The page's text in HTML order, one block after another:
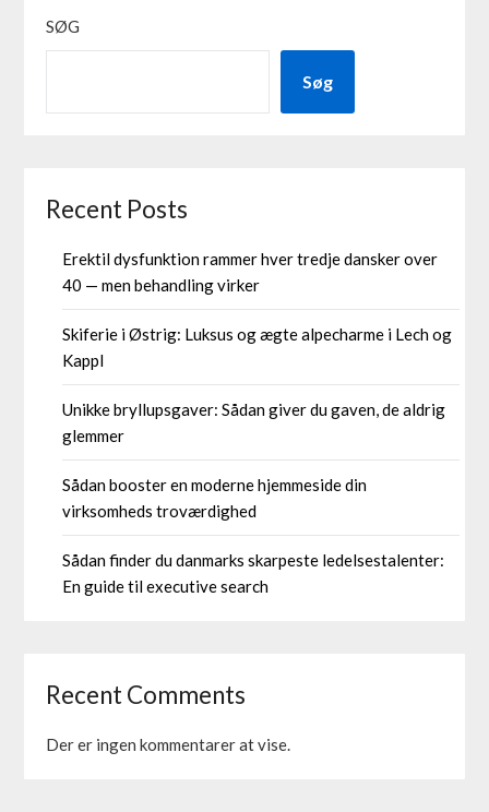
SØG
Søg
Recent Posts
Erektil dysfunktion rammer hver tredje dansker over
40 — men behandling virker
Skiferie i Østrig: Luksus og ægte alpecharme i Lech og
Kappl
Unikke bryllupsgaver: Sådan giver du gaven, de aldrig
glemmer
Sådan booster en moderne hjemmeside din
virksomheds troværdighed
Sådan finder du danmarks skarpeste ledelsestalenter:
En guide til executive search
Recent Comments
Der er ingen kommentarer at vise.